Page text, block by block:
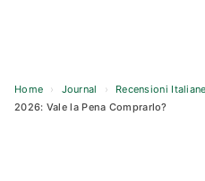
Home › Journal › Recensioni Italiane
2026: Vale la Pena Comprarlo?